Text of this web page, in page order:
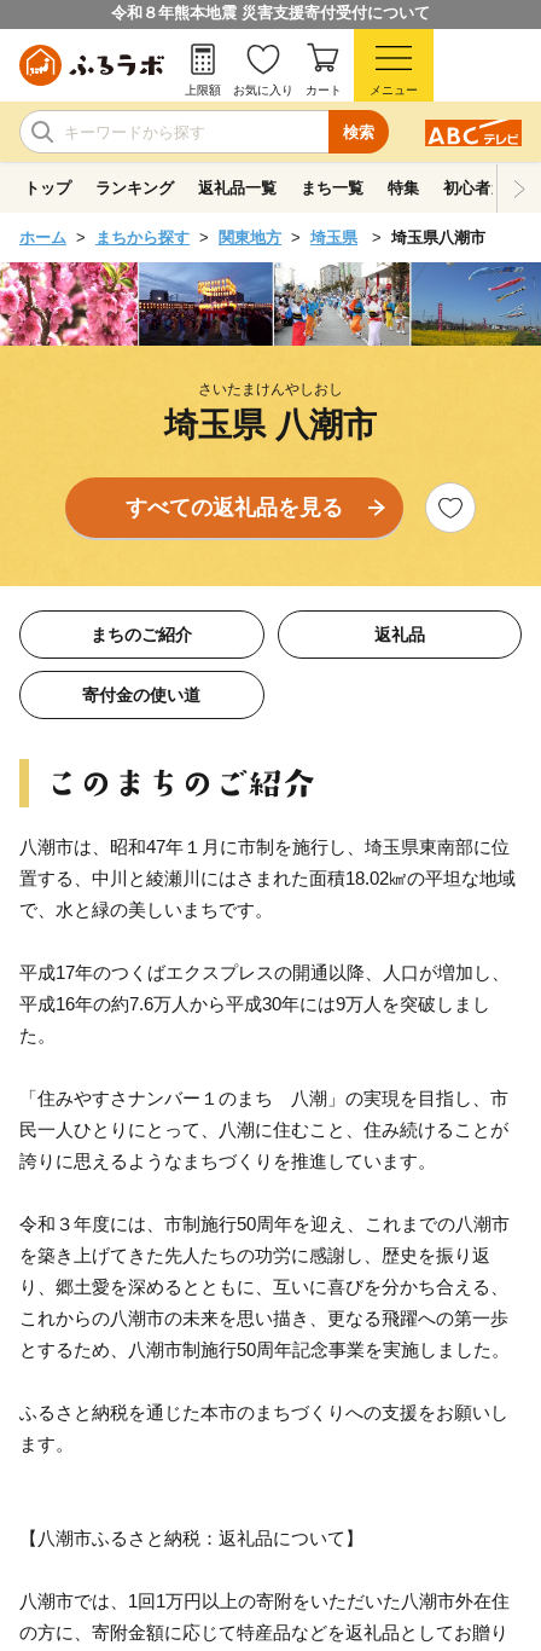
令和８年熊本地震 災害支援寄付受付について
検索
上限額 お気に入り カート メニュー
トップ ランキング 返礼品一覧 まち一覧 特集 初心者ガイド
ホーム まちから探す 関東地方 埼玉県 埼玉県八潮市
さいたまけんやしおし
埼玉県 八潮市
すべての返礼品を見る
まちのご紹介 返礼品
寄付金の使い道
八潮市は、昭和47年１月に市制を施行し、埼玉県東南部に位
置する、中川と綾瀬川にはさまれた面積18.02㎢の平坦な地域
で、水と緑の美しいまちです。
平成17年のつくばエクスプレスの開通以降、人口が増加し、
平成16年の約7.6万人から平成30年には9万人を突破しまし
た。
「住みやすさナンバー１のまち 八潮」の実現を目指し、市
民一人ひとりにとって、八潮に住むこと、住み続けることが
誇りに思えるようなまちづくりを推進しています。
令和３年度には、市制施行50周年を迎え、これまでの八潮市
を築き上げてきた先人たちの功労に感謝し、歴史を振り返
り、郷土愛を深めるとともに、互いに喜びを分かち合える、
これからの八潮市の未来を思い描き、更なる飛躍への第一歩
とするため、八潮市制施行50周年記念事業を実施しました。
ふるさと納税を通じた本市のまちづくりへの支援をお願いし
ます。
【八潮市ふるさと納税：返礼品について】
八潮市では、1回1万円以上の寄附をいただいた八潮市外在住
の方に、寄附金額に応じて特産品などを返礼品としてお贈り